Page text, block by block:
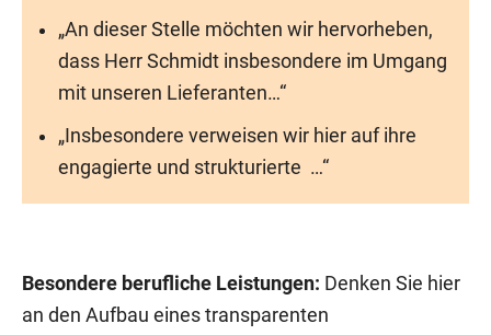
„An dieser Stelle möchten wir hervorheben,
dass Herr Schmidt insbesondere im Umgang
mit unseren Lieferanten…“
„Insbesondere verweisen wir hier auf ihre
engagierte und strukturierte …“
Besondere berufliche Leistungen: Denken Sie hier
an den Aufbau eines transparenten